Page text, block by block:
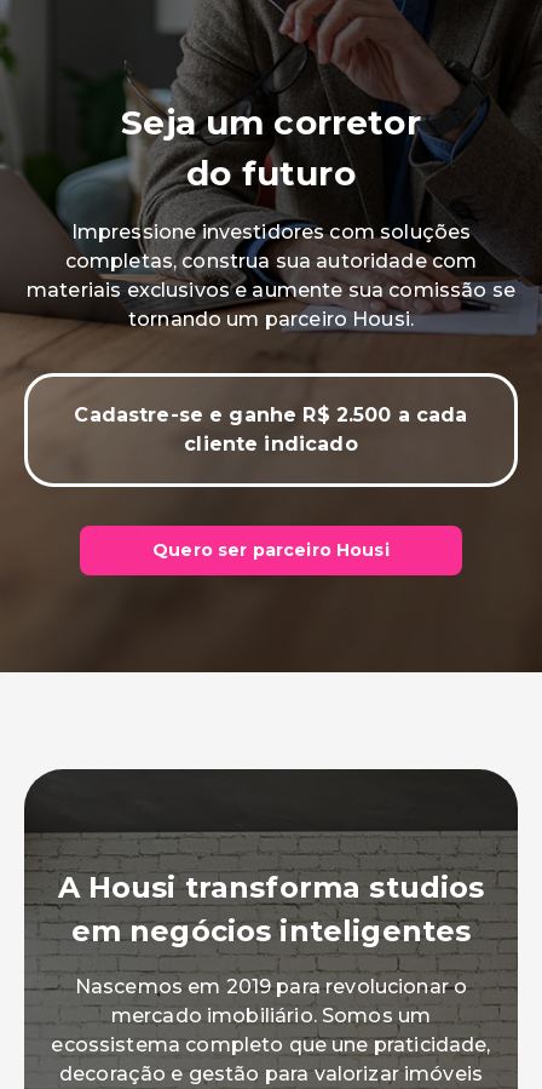
Seja um corretor
do futuro
Impressione investidores com soluções
completas, construa sua autoridade com
materiais exclusivos e aumente sua comissão se
tornando um parceiro Housi.
Cadastre-se e ganhe R$ 2.500 a cada
cliente indicado
Quero ser parceiro Housi
A Housi transforma studios
em negócios inteligentes
Nascemos em 2019 para revolucionar o
mercado imobiliário. Somos um
ecossistema completo que une praticidade,
decoração e gestão para valorizar imóveis